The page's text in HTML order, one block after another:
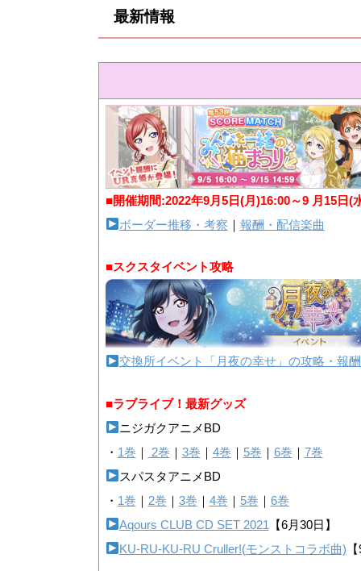
最新情報
■開催期間:2022年9月5日(月)16:00～9 月15日(
ボーダー推移・考察 ｜ 報酬・配信楽曲
■スクスタイベント攻略
交換所イベント「月夜の幸せ」の攻略・報
■ラブライブ！最新グッズ
ニジガクアニメBD
・ 1巻 ｜ 2巻 ｜ 3巻 ｜ 4巻 ｜ 5巻 ｜ 6巻 ｜ 7巻
スパスタアニメBD
・ 1巻 ｜ 2巻 ｜ 3巻 ｜ 4巻 ｜ 5巻 ｜ 6巻
Aqours CLUB CD SET 2021 【6月30日】
KU-RU-KU-RU Cruller!(モンストコラボ曲)